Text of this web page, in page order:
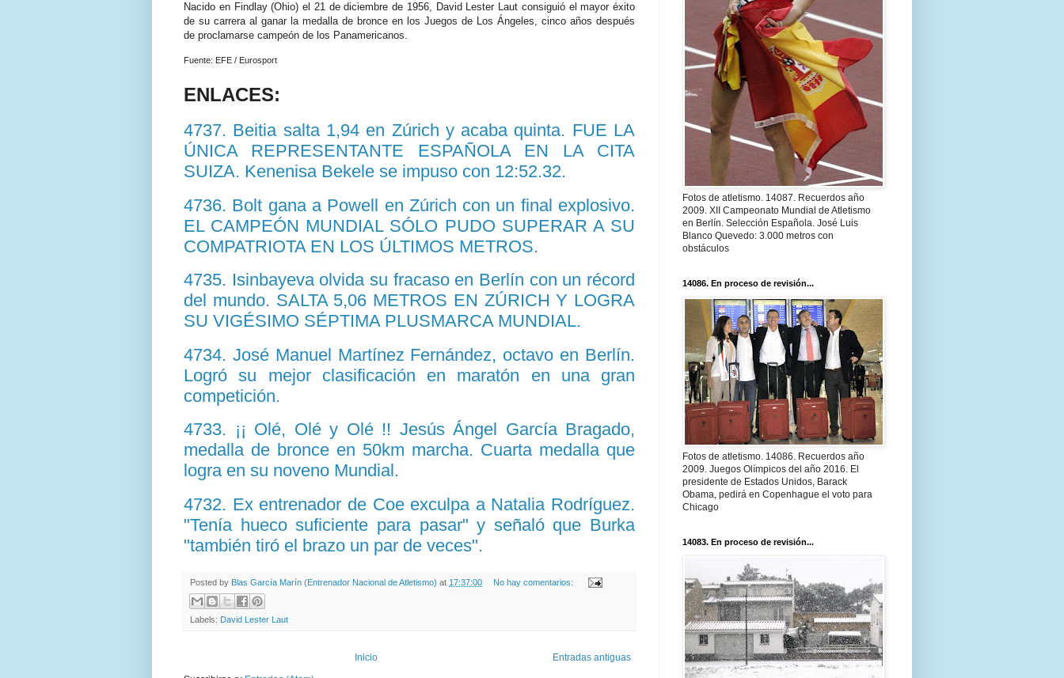
Nacido en Findlay(Ohio) el 21 de diciembre de 1956, David Lester Laut consiguió el mayor éxito
de su carrera al ganar la medalla de bronce en los Juegos de Los Ángeles, cinco años después
de proclamarse campeón de los Panamericanos.
Fuente: EFE / Eurosport
ENLACES:
4737. Beitiasalta 1,94 en Zúrich y acaba quinta. FUE LA
ÚNICA REPRESENTANTE ESPAÑOLA EN LA CITA
SUIZA. Kenenisa Bekele se impuso con 12:52.32.
4736. Bolt gana a Powell en Zúrich con un final explosivo.
EL CAMPEÓN MUNDIAL SÓLO PUDO SUPERAR A SU
COMPATRIOTA EN LOS ÚLTIMOS METROS.
4735. Isinbayevaolvida su fracaso en Berlín con un récord
del mundo. SALTA 5,06 METROS EN ZÚRICH Y LOGRA
SU VIGÉSIMO SÉPTIMA PLUSMARCAMUNDIAL.
4734. José Manuel Martínez Fernández, octavo en Berlín.
Logró su mejor clasificación en maratón en una gran
competición.
4733. ¡¡ Olé, Olé y Olé !! Jesús Ángel García Bragado,
medalla de bronce en 50km marcha. Cuarta medalla que
logra en su noveno Mundial.
4732. Exentrenador de Coeexculpa a Natalia Rodríguez.
"Tenía hueco suficiente para pasar" y señaló que Burka
"también tiró el brazo un par de veces".
Posted by Blas García Marín (Entrenador Nacional de Atletismo) at 17:37:00 No hay comentarios:
Labels: David Lester Laut
Entradas antiguas
Inicio
Fotos de atletismo. 14087. Recuerdos año
2009. XII Campeonato Mundial de Atletismo
en Berlín. Selección Española. José Luis
Blanco Quevedo: 3.000 metros con
obstáculos
14086. En proceso de revisión...
Fotos de atletismo. 14086. Recuerdos año
2009. Juegos Olímpicos del año 2016. El
presidente de Estados Unidos, Barack
Obama, pedirá en Copenhague el voto para
Chicago
14083. En proceso de revisión...